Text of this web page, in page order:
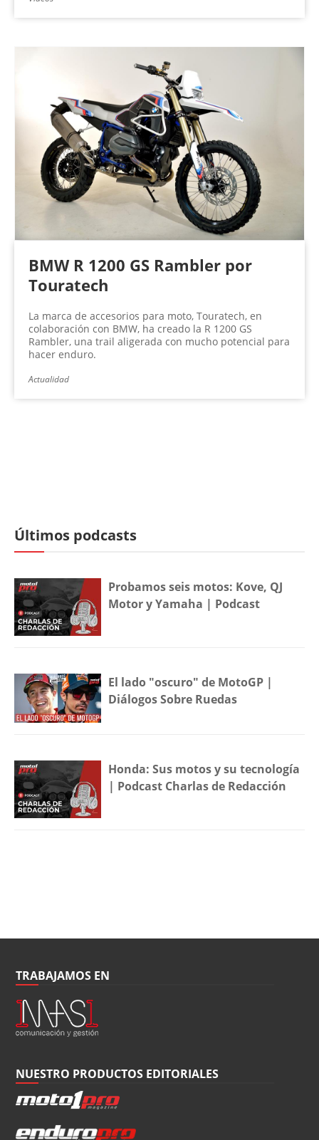
BMW R 1200 GS Rambler por
Touratech
La marca de accesorios para moto, Touratech, en
colaboración con BMW, ha creado la R 1200 GS
Rambler, una trail aligerada con mucho potencial para
hacer enduro.
Actualidad
Últimos podcasts
Probamos seis motos: Kove, QJ
Motor y Yamaha | Podcast
El lado "oscuro" de MotoGP |
Diálogos Sobre Ruedas
Honda: Sus motos y su tecnología
| Podcast Charlas de Redacción
TRABAJAMOS EN
NUESTRO PRODUCTOS EDITORIALES